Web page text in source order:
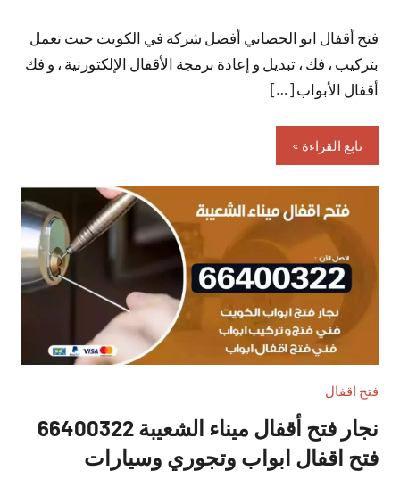
تعليقات
فتح أقفال ابو الحصاني أفضل شركة في الكويت حيث تعمل
بتركيب ، فك ، تبديل و إعادة برمجة الأقفال الإلكتورنية ، و فك
أقفال الأبواب […]
تابع القراءة
فتح اقفال
نجار فتح أقفال ميناء الشعيبة 66400322
فتح اقفال ابواب وتجوري وسيارات